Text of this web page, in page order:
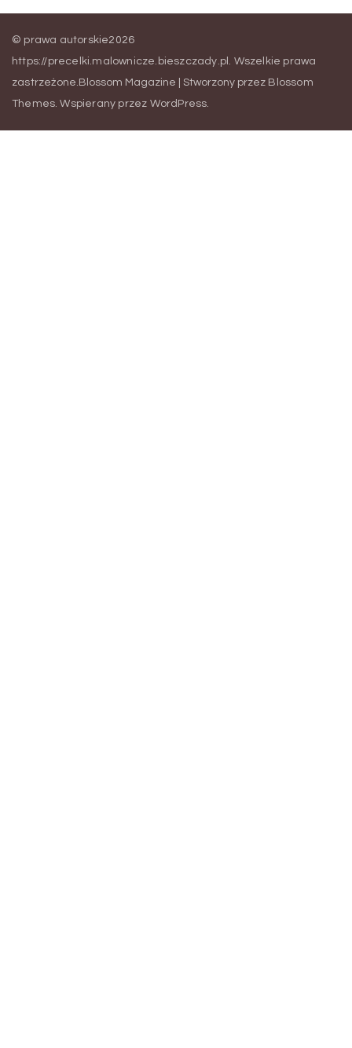
© prawa autorskie2026
https://precelki.malownicze.bieszczady.pl . Wszelkie prawa
zastrzeżone. Blossom Magazine | Stworzony przez Blossom
Themes. Wspierany przez WordPress.